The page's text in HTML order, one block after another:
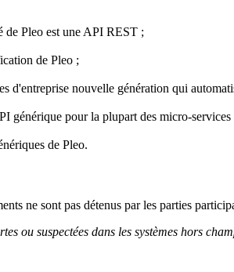
Pleo est une API REST ;
de Pleo ;
d'entreprise nouvelle génération qui
générique pour la plupart des micro-services
de Pleo.
ne sont pas détenus par les parties
ou suspectées dans les systèmes hors